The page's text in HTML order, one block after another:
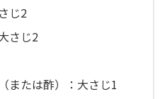
じ2
さじ2
または酢）：大さじ1